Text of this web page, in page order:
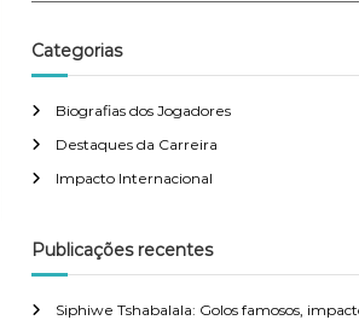
r
c
f
o
r
Categorias
Biografias dos Jogadores
Destaques da Carreira
Impacto Internacional
Publicações recentes
Siphiwe Tshabalala: Golos famosos,